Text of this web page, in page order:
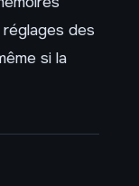
des
si la